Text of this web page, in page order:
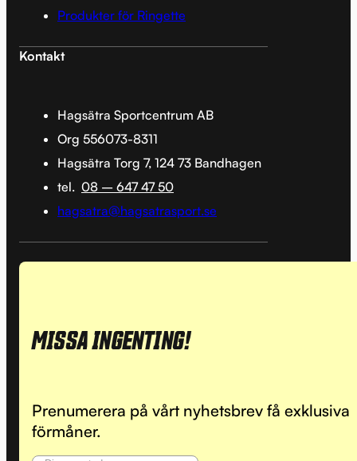
Produkter för Ringette
Kontakt
Hagsätra Sportcentrum AB
Org 556073-8311
Hagsätra Torg 7, 124 73 Bandhagen
tel. 08 – 647 47 50
hagsatra@hagsatrasport.se
MISSA INGENTING!
Prenumerera på vårt nyhetsbrev få exklusiva
förmåner.